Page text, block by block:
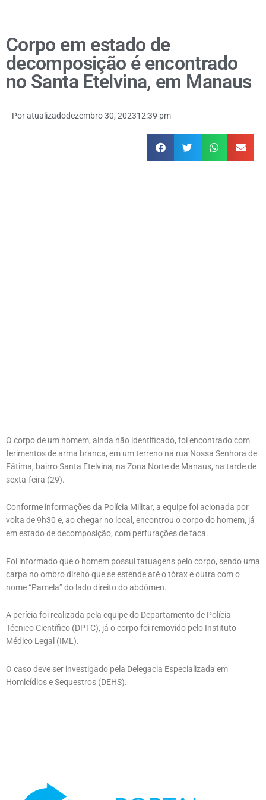
Corpo em estado de
decomposição é encontrado
no Santa Etelvina, em Manaus
Poratualizadodezembro 30, 202312:39 pm
O corpo de um homem, ainda não identificado, foi encontrado com
ferimentos de arma branca, em um terreno na rua Nossa Senhora de
Fátima, bairro Santa Etelvina, na Zona Norte de Manaus, na tarde de
sexta-feira (29).
Conforme informações da Polícia Militar, a equipe foi acionada por
volta de 9h30 e, ao chegar no local, encontrou o corpo do homem, já
em estado de decomposição, com perfurações de faca.
Foi informado que o homem possui tatuagens pelo corpo, sendo uma
carpa no ombro direito que se estende até o tórax e outra com o
nome “Pamela” do lado direito do abdômen.
A perícia foi realizada pela equipe do Departamento de Polícia
Técnico Científico (DPTC), já o corpo foi removido pelo Instituto
Médico Legal (IML).
O caso deve ser investigado pela Delegacia Especializada em
Homicídios e Sequestros (DEHS).